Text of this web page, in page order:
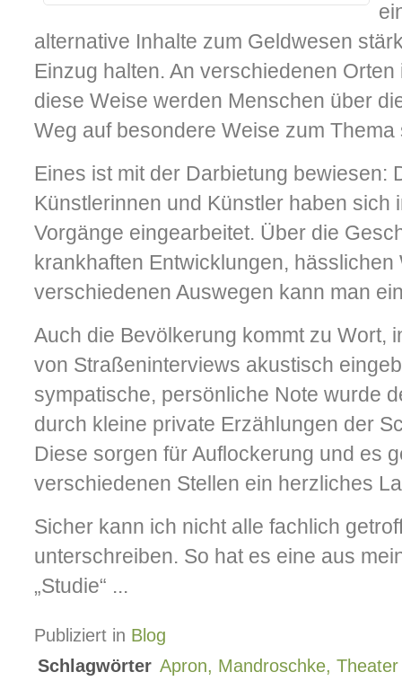
alternative Inhalte zum Geldwesen
Einzug halten. An verschiedenen
diese Weise werden Menschen über
Weg auf besondere Weise zum Thema
Eines ist mit der Darbietung bewiesen:
Künstlerinnen und Künstler haben sich
Vorgänge eingearbeitet. Über die
krankhaften Entwicklungen,
verschiedenen Auswegen kann man
Auch die Bevölkerung kommt zu Wort,
von Straßeninterviews akustisch
sympatische, persönliche Note wurde
durch kleine private Erzählungen der
Diese sorgen für Auflockerung und es
verschiedenen Stellen ein herzliches
Sicher kann ich nicht alle fachlich
unterschreiben. So hat es eine aus
„Studie“ ...
Publiziert in Blog
Schlagwörter Apron, Mandroschke,